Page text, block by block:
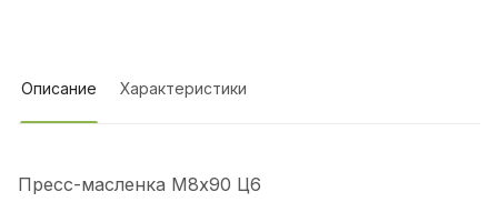
Описание Характеристики
Пресс-масленка М8х90 Ц6